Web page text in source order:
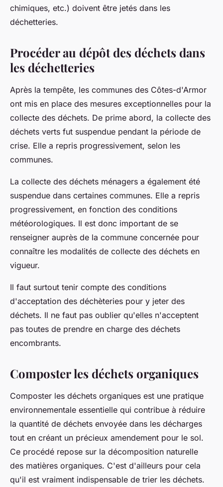
chimiques, etc.) doivent être jetés dans les
déchetteries.
Procéder au dépôt des déchets dans
les déchetteries
Après la tempête, les communes des Côtes-d'Armor
ont mis en place des mesures exceptionnelles pour la
collecte des déchets. De prime abord, la collecte des
déchets verts fut suspendue pendant la période de
crise. Elle a repris progressivement, selon les
communes.
La collecte des déchets ménagers a également été
suspendue dans certaines communes. Elle a repris
progressivement, en fonction des conditions
météorologiques. Il est donc important de se
renseigner auprès de la commune concernée pour
connaître les modalités de collecte des déchets en
vigueur.
Il faut surtout tenir compte des conditions
d'acceptation des déchèteries pour y jeter des
déchets. Il ne faut pas oublier qu'elles n'acceptent
pas toutes de prendre en charge des déchets
encombrants.
Composter les déchets organiques
Composter les déchets organiques est une pratique
environnementale essentielle qui contribue à réduire
la quantité de déchets envoyée dans les décharges
tout en créant un précieux amendement pour le sol.
Ce procédé repose sur la décomposition naturelle
des matières organiques. C'est d'ailleurs pour cela
qu'il est vraiment indispensable de trier les déchets.